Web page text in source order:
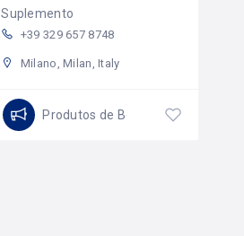
Suplemento
+39 329 657 8748
Milano, Milan, Italy
Produtos de Beleza & Suplemento